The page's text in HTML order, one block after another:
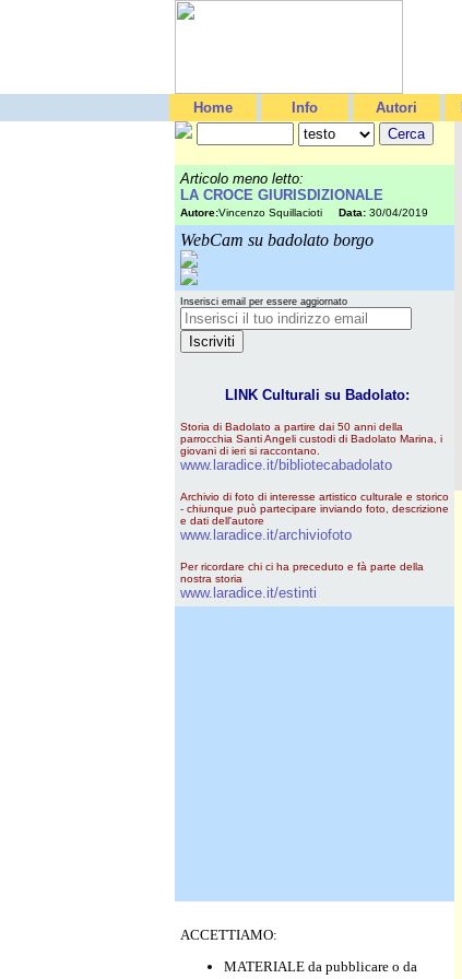
Home Info Autori
Articolo meno letto:
LA CROCE GIURISDIZIONALE
Autore:Vincenzo Squillacioti Data: 30/04/2019
WebCam su badolato borgo
Inserisci email per essere aggiornato
LINK Culturali su Badolato:
Storia di Badolato a partire dai 50 anni della
parrocchia Santi Angeli custodi di Badolato Marina, i
giovani di ieri si raccontano.
www.laradice.it/bibliotecabadolato
Archivio di foto di interesse artistico culturale e storico
- chiunque può partecipare inviando foto, descrizione
e dati dell'autore
www.laradice.it/archiviofoto
Per ricordare chi ci ha preceduto e fà parte della
nostra storia
www.laradice.it/estinti
ACCETTIAMO:
MATERIALE da pubblicare o da